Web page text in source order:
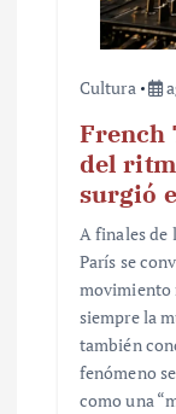
Cultura
French
del
surgió
A finales de
París se
movimiento
siempre la
también
fenómeno
como una